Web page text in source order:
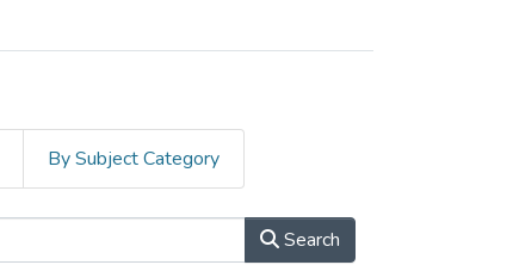
By Subject Category
Search